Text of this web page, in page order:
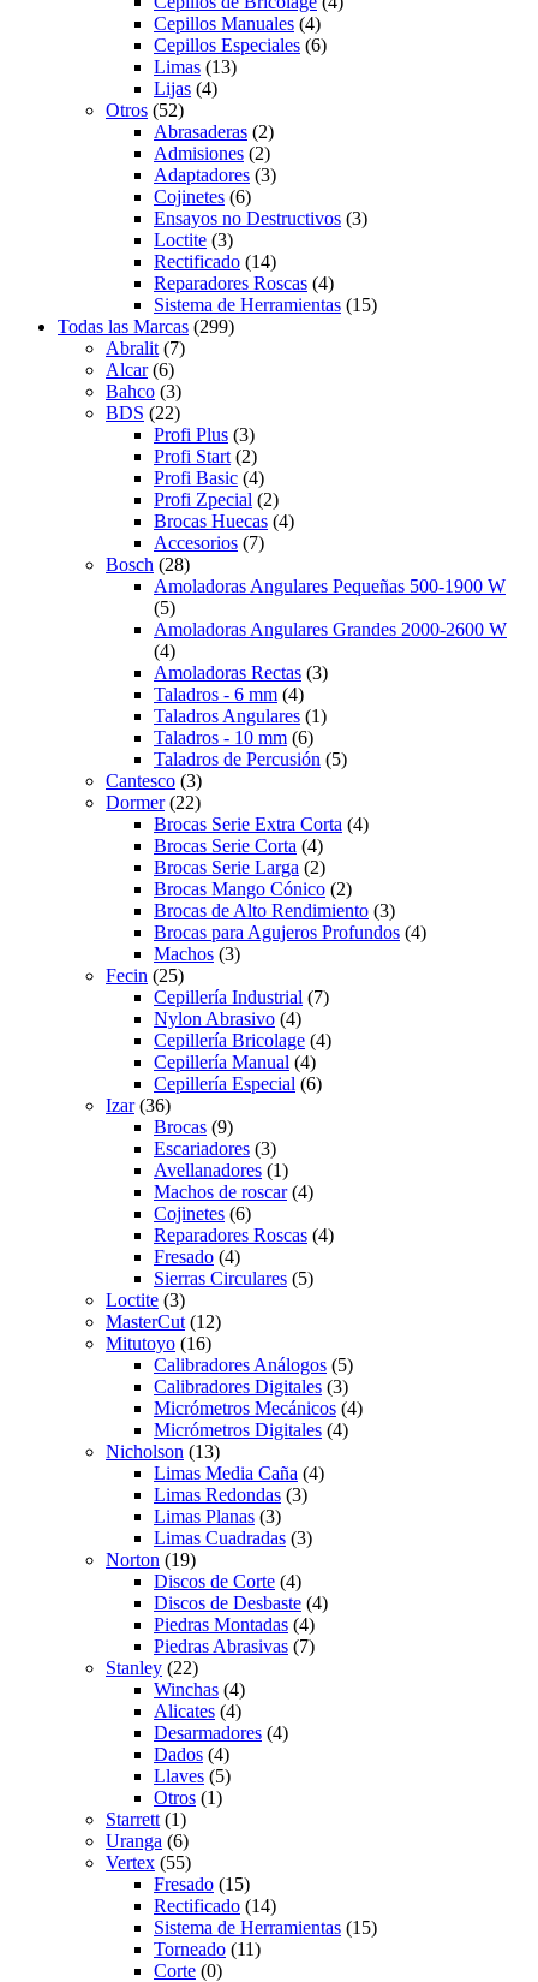
Cepillos Manuales (4)
Cepillos Especiales (6)
Limas (13)
Lijas (4)
Otros (52)
Abrasaderas (2)
Admisiones (2)
Adaptadores (3)
Cojinetes (6)
Ensayos no Destructivos (3)
Loctite (3)
Rectificado (14)
Reparadores Roscas (4)
Sistema de Herramientas (15)
Todas las Marcas (299)
Abralit (7)
Alcar (6)
Bahco (3)
BDS (22)
Profi Plus (3)
Profi Start (2)
Profi Basic (4)
Profi Zpecial (2)
Brocas Huecas (4)
Accesorios (7)
Bosch (28)
Amoladoras Angulares Pequeñas 500-1900 W
(5)
Amoladoras Angulares Grandes 2000-2600 W
(4)
Amoladoras Rectas (3)
Taladros - 6 mm (4)
Taladros Angulares (1)
Taladros - 10 mm (6)
Taladros de Percusión (5)
Cantesco (3)
Dormer (22)
Brocas Serie Extra Corta (4)
Brocas Serie Corta (4)
Brocas Serie Larga (2)
Brocas Mango Cónico (2)
Brocas de Alto Rendimiento (3)
Brocas para Agujeros Profundos (4)
Machos (3)
Fecin (25)
Cepillería Industrial (7)
Nylon Abrasivo (4)
Cepillería Bricolage (4)
Cepillería Manual (4)
Cepillería Especial (6)
Izar (36)
Brocas (9)
Escariadores (3)
Avellanadores (1)
Machos de roscar (4)
Cojinetes (6)
Reparadores Roscas (4)
Fresado (4)
Sierras Circulares (5)
Loctite (3)
MasterCut (12)
Mitutoyo (16)
Calibradores Análogos (5)
Calibradores Digitales (3)
Micrómetros Mecánicos (4)
Micrómetros Digitales (4)
Nicholson (13)
Limas Media Caña (4)
Limas Redondas (3)
Limas Planas (3)
Limas Cuadradas (3)
Norton (19)
Discos de Corte (4)
Discos de Desbaste (4)
Piedras Montadas (4)
Piedras Abrasivas (7)
Stanley (22)
Winchas (4)
Alicates (4)
Desarmadores (4)
Dados (4)
Llaves (5)
Otros (1)
Starrett (1)
Uranga (6)
Vertex (55)
Fresado (15)
Rectificado (14)
Sistema de Herramientas (15)
Torneado (11)
Corte (0)